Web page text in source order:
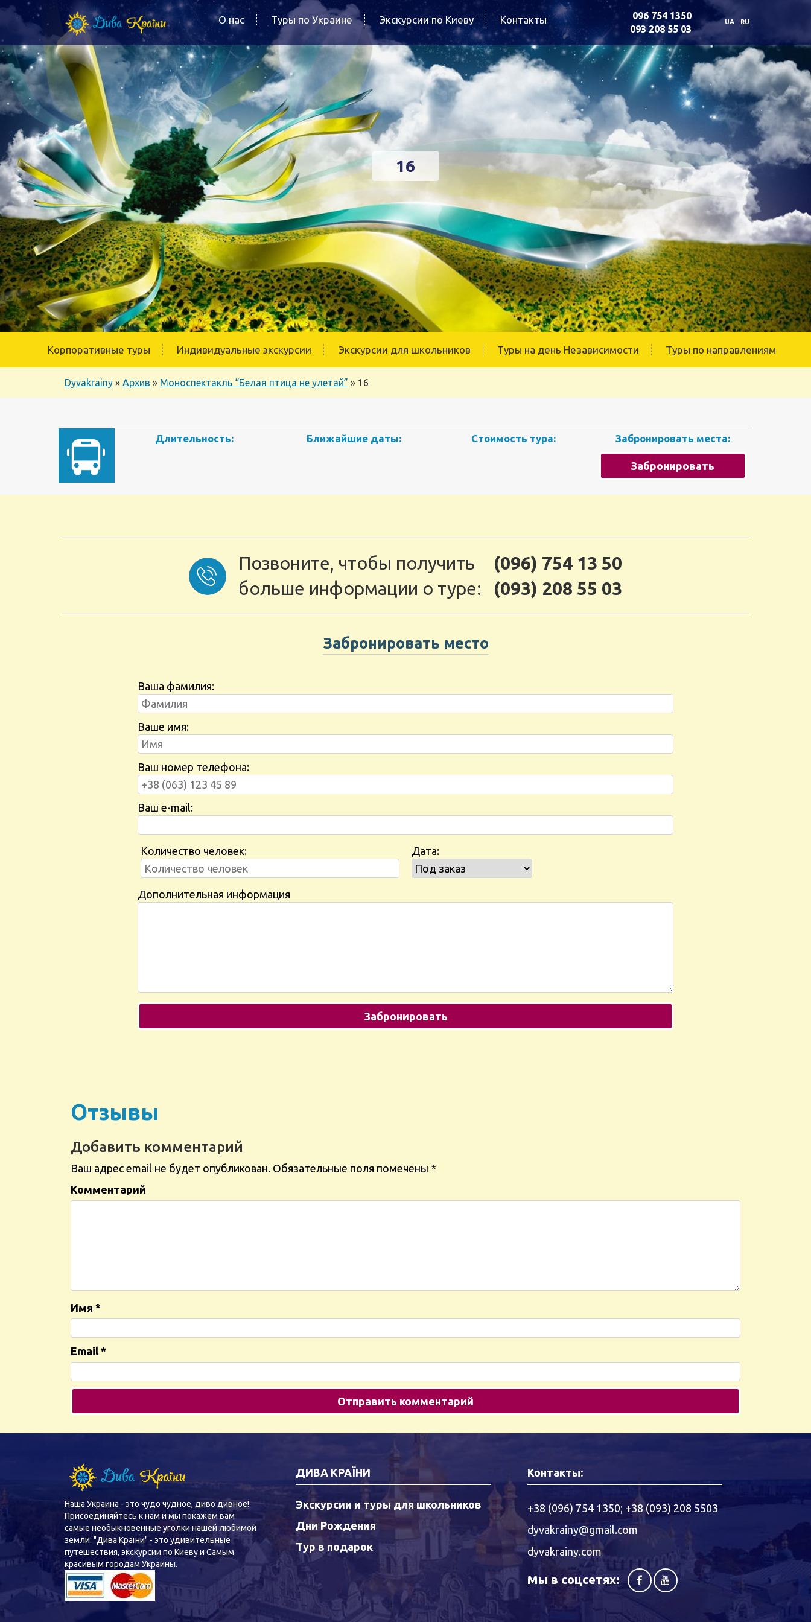
О нас Туры по Украине Экскурсии по Киеву Контакты
096 754 1350
093 208 55 03
UA RU
16
Корпоративные туры Индивидуальные экскурсии Экскурсии для школьников Туры на день Независимости Туры по направлениям
Dyvakrainy » Архив » Моноспектакль “Белая птица не улетай” » 16
Длительность: Ближайшие даты: Стоимость тура: Забронировать места:
Забронировать
Позвоните, чтобы получить
больше информации о туре:
(096) 754 13 50
(093) 208 55 03
Забронировать место
Ваша фамилия:
Ваше имя:
Ваш номер телефона:
Ваш e-mail:
Количество человек: Дата:
Дополнительная информация
Отзывы
Добавить комментарий
Ваш адрес email не будет опубликован. Обязательные поля помечены *
Комментарий
Имя *
Email *
Наша Украина - это чудо чудное, диво дивное!
Присоединяйтесь к нам и мы покажем вам
самые необыкновенные уголки нашей любимой
земли. "Дива Країни" - это удивительные
путешествия, экскурсии по Киеву и Самым
красивым городам Украины.
ДИВА КРАЇНИ
Экскурсии и туры для школьников
Дни Рождения
Тур в подарок
Контакты:
+38 (096) 754 1350; +38 (093) 208 5503
dyvakrainy@gmail.com
dyvakrainy.com
Мы в соцсетях: